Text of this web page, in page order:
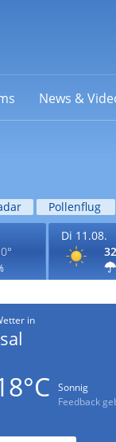
News &
Pollenflug
Di 11.08.
in
Sonnig
Feedback